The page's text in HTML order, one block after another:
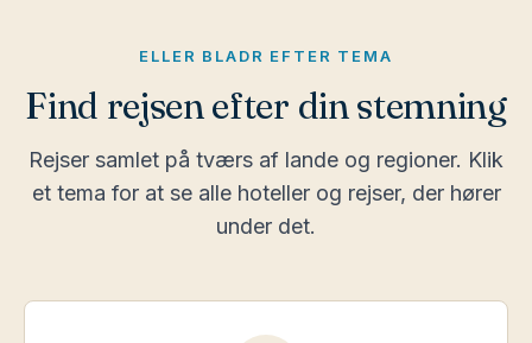
ELLER BLADR EFTER TEMA
Find rejsen efter din stemning
Rejser samlet på tværs af lande og regioner. Klik
et tema for at se alle hoteller og rejser, der hører
under det.